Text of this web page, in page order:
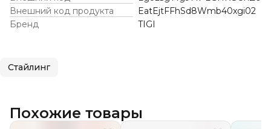
Внешний код продукта
EatEjtFFhSd8Wmb40xgi02
Бренд
TIGI
Стайлинг
Похожие товары